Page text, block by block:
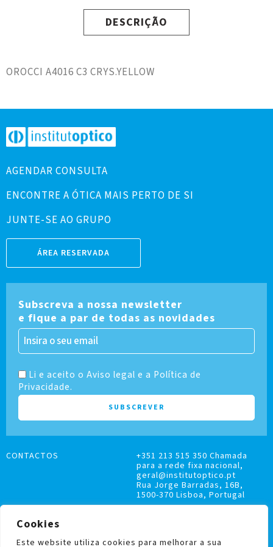
Cookies
Este website utiliza cookies para melhorar a sua
DESCRIÇÃO
OROCCI A4016 C3 CRYS.YELLOW
AGENDAR CONSULTA
ENCONTRE A ÓTICA MAIS PERTO DE SI
JUNTE-SE AO GRUPO
ÁREA RESERVADA
Subscreva a nossa newsletter
e fique a par de todas as novidades
Li e aceito o Aviso legal e a Política de
Privacidade.
CONTACTOS
+351 213 515 350 Chamada
para a rede fixa nacional,
geral@institutoptico.pt
Rua Jorge Barradas, 16B,
1500-370 Lisboa, Portugal